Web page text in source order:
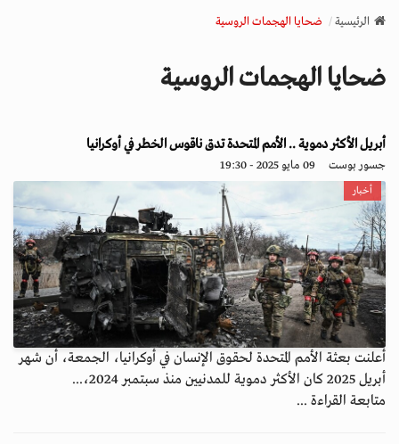
v
a
o
n
الرئيسية ضحايا الهجمات الروسية
ضحايا الهجمات الروسية
أبريل الأكثر دموية .. الأمم المتحدة تدق ناقوس الخطر في أوكرانيا
جسور بوست 09 مايو 2025 - 19:30
أخبار
أعلنت بعثة الأمم المتحدة لحقوق الإنسان في أوكرانيا، الجمعة، أن شهر
أبريل 2025 كان الأكثر دموية للمدنيين منذ سبتمبر 2024،...
متابعة القراءة ...